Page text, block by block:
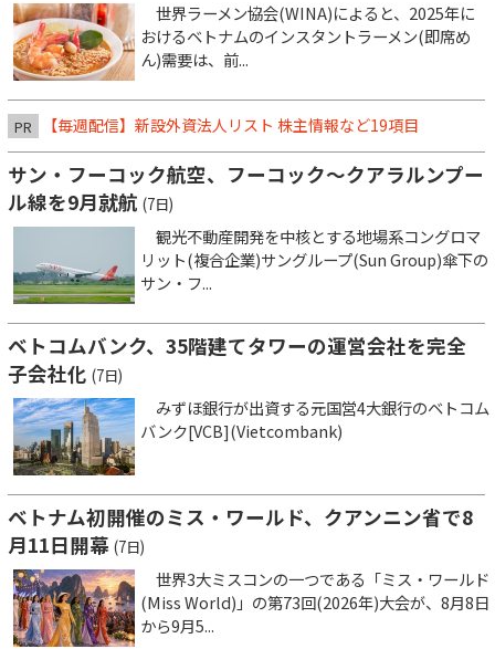
世界ラーメン協会(WINA)によると、2025年に
おけるベトナムのインスタントラーメン(即席め
ん)需要は、前...
PR 【毎週配信】新設外資法人リスト 株主情報など19項目
サン・フーコック航空、フーコック～クアラルンプー
ル線を9月就航 (7日)
観光不動産開発を中核とする地場系コングロマ
リット(複合企業)サングループ(Sun Group)傘下の
サン・フ...
ベトコムバンク、35階建てタワーの運営会社を完全
子会社化 (7日)
みずほ銀行が出資する元国営4大銀行のベトコム
バンク[VCB](Vietcombank)
ベトナム初開催のミス・ワールド、クアンニン省で8
月11日開幕 (7日)
世界3大ミスコンの一つである「ミス・ワールド
(Miss World)」の第73回(2026年)大会が、8月8日
から9月5...